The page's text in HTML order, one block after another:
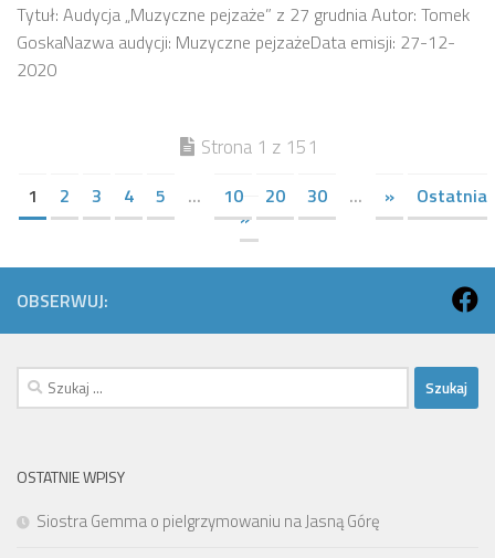
Tytuł: Audycja „Muzyczne pejzaże” z 27 grudnia Autor: Tomek
GoskaNazwa audycji: Muzyczne pejzażeData emisji: 27-12-
2020
Strona 1 z 151
1 2 3 4 5 ... 10 20 30 ... »
Ostatnia
»
OBSERWUJ:
Szukaj:
OSTATNIE WPISY
Siostra Gemma o pielgrzymowaniu na Jasną Górę